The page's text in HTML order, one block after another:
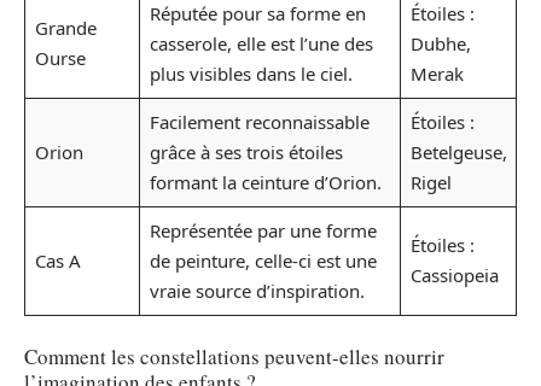
Grande
Ourse
Réputée pour sa forme en
casserole, elle est l’une des
plus visibles dans le ciel.
Étoiles :
Dubhe,
Merak
Orion
Facilement reconnaissable
grâce à ses trois étoiles
formant la ceinture d’Orion.
Étoiles :
Betelgeuse,
Rigel
Cas A
Représentée par une forme
de peinture, celle-ci est une
vraie source d’inspiration.
Étoiles :
Cassiopeia
Comment les constellations peuvent-elles nourrir